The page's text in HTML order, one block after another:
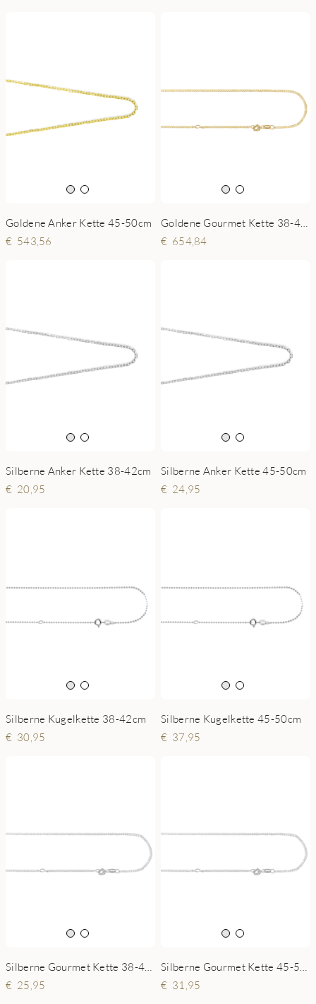
Goldene Anker Kette 45-50cm
543,56
Goldene Gourmet Kette 38-42cm
654,84
Silberne Anker Kette 38-42cm
20,95
Silberne Anker Kette 45-50cm
24,95
Silberne Kugelkette 38-42cm
30,95
Silberne Kugelkette 45-50cm
37,95
25,95
31,95